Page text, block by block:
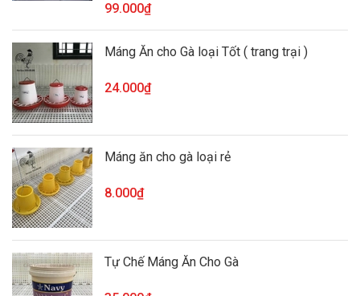
99.000₫
Máng Ăn cho Gà loại Tốt ( trang trại )
24.000₫
Máng ăn cho gà loại rẻ
8.000₫
Tự Chế Máng Ăn Cho Gà